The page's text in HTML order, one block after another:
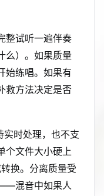
整试听一遍伴奏
么）。如果质量
始练唱。如果有
救方法决定是否
时处理，也不支
个文件大小硬上
换。分离质量受
混音中如果人